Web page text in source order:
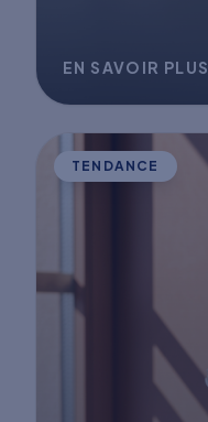
EN SAVOIR PLUS
TENDANCE